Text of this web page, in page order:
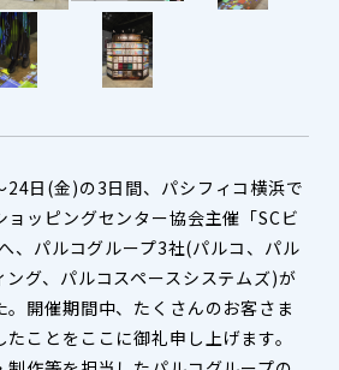
日(金)の3日間、パシフィコ横浜で
ッピングセンター協会主催「SCビ
、パルコグループ3社(パルコ、パル
グ、パルコスペースシステムズ)が
開催期間中、たくさんのお客さま
ことをここに御礼申し上げます。